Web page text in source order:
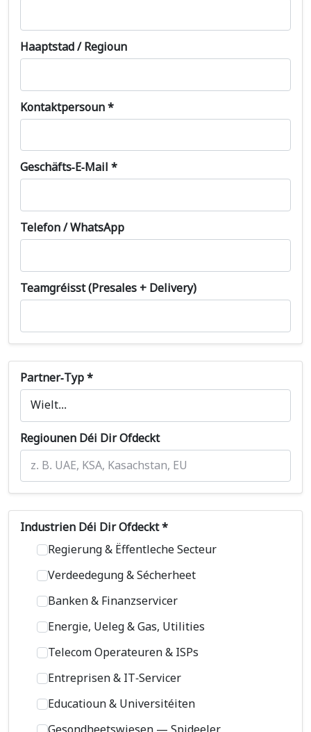
Haaptstad / Regioun
Kontaktpersoun *
Geschäfts-E-Mail *
Telefon / WhatsApp
Teamgréisst (Presales + Delivery)
Partner-Typ *
Regiounen Déi Dir Ofdeckt
Industrien Déi Dir Ofdeckt *
Regierung & Ëffentleche Secteur
Verdeedegung & Sécherheet
Banken & Finanzservicer
Energie, Ueleg & Gas, Utilities
Telecom Operateuren & ISPs
Entreprisen & IT-Servicer
Educatioun & Universitéiten